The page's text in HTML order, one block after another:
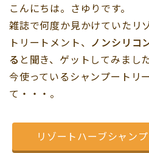
こんにちは。さゆりです。
雑誌で何度か見かけていたリ
トリートメント、 ノンシリコ
る と聞き、ゲットしてみました
今使っているシャンプートリ
て・・・。
リゾートハーブシャン